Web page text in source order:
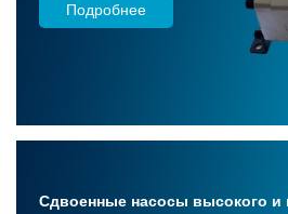
Подробнее
Сдвоенные насосы высокого и